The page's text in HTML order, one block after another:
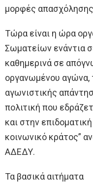
μορφές
Τώρα είναι η ώρα
Σωματείων ενάντια
καθημερινά σε
οργανωμένου αγώνα,
αγωνιστικής
πολιτική που
και στην
κοινωνικό κράτος”
ΑΔΕΔΥ.
Τα βασικά αιτήματα